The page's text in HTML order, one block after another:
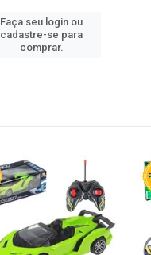
Faça seu login ou
cadastre-se para
comprar.